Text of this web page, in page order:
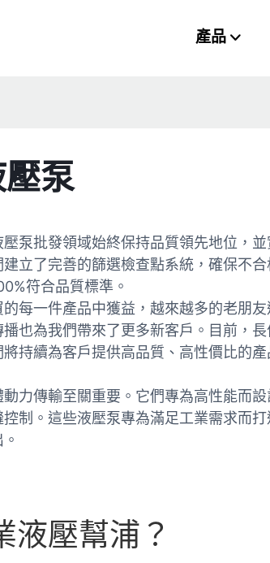
產品
泵
泵批發領域始終保持品質領先地位，
立了完善的篩選檢查點系統，確保不
符合品質標準。
每一件產品中獲益，越來越多的老朋
也為我們帶來了更多新客戶。目前，
持續為客戶提供高品質、高性價比的產
力傳輸至關重要。它們專為高性能而
制。這些液壓泵專為滿足工業需求而
液壓幫浦？